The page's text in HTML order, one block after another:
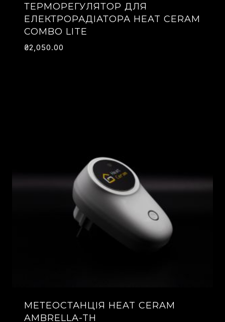
ТЕРМОРЕГУЛЯТОР ДЛЯ
ЕЛЕКТРОРАДІАТОРА HEAT СERAM
COMBO LITE
₴2,050.00
МЕТЕОСТАНЦІЯ HEAT CERAM
AMBRELLA-TH